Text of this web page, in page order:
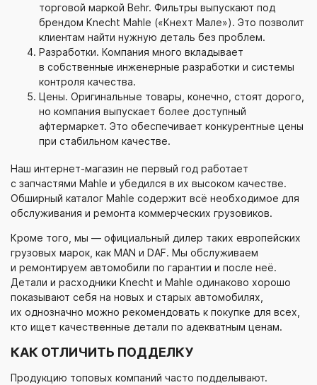
торговой маркой Behr. Фильтры выпускают под
брендом Knecht Mahle («Кнехт Мале»). Это позволит
клиентам найти нужную деталь без проблем.
Разработки. Компания много вкладывает
в собственные инженерные разработки и системы
контроля качества.
Цены. Оригинальные товары, конечно, стоят дорого,
но компания выпускает более доступный
афтермаркет. Это обеспечивает конкурентные цены
при стабильном качестве.
Наш интернет-магазин не первый год работает
с запчастями Mahle и убедился в их высоком качестве.
Обширный каталог Mahle содержит всё необходимое для
обслуживания и ремонта коммерческих грузовиков.
Кроме того, мы — официальный дилер таких европейских
грузовых марок, как MAN и DAF. Мы обслуживаем
и ремонтируем автомобили по гарантии и после неё.
Детали и расходники Knecht и Mahle одинаково хорошо
показывают себя на новых и старых автомобилях,
их однозначно можно рекомендовать к покупке для всех,
кто ищет качественные детали по адекватным ценам.
КАК ОТЛИЧИТЬ ПОДДЕЛКУ
Продукцию топовых компаний часто подделывают.